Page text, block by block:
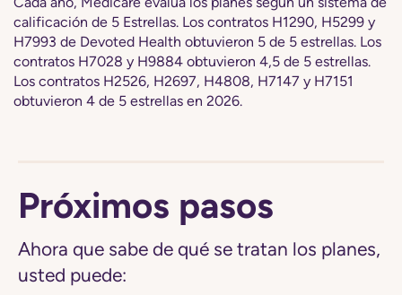
calificación de 5 Estrellas. Los contratos H1290, H5299 y
H7993 de Devoted Health obtuvieron 5 de 5 estrellas. Los
contratos H7028 y H9884 obtuvieron 4,5 de 5 estrellas.
Los contratos H2526, H2697, H4808, H7147 y H7151
obtuvieron 4 de 5 estrellas en 2026.
Próximos pasos
Ahora que sabe de qué se tratan los planes,
usted puede: